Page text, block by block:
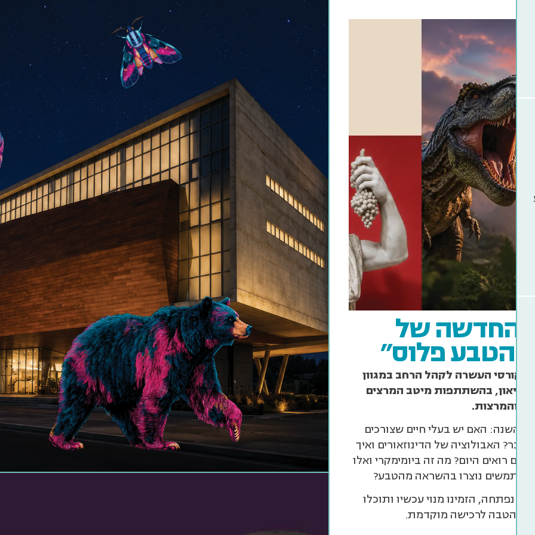
החדשה של
הטבע פלוס"
וקורסי העשרה לקהל הרחב במגוון
בהשתתפות מיטב המרצים
והמרצות.
השנה: האם יש בעלי חיים שצורכים
האבולוציה של הדינוזאורים ואיך
רואים היום? מה זה ביומימקרי ואלו
משתמשים נוצרו בהשראה מהטבע?
נפתחה, הזמינו מנוי עכשיו ותוכלו
הטבה לרכישה מוקדמת.
ביקור מותאם ונגיש
עכשיו כווולם יכולים לבקר!
מפה חושית, שעות שקטות, אמצעי נגישות ועוד – כאן תמצאו
את כל המידע להתאמה ונגישות, לפני הביקור ובמהלכו.